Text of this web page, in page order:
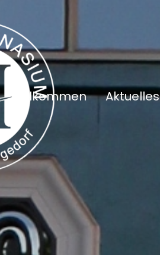
Willkommen Aktuelles